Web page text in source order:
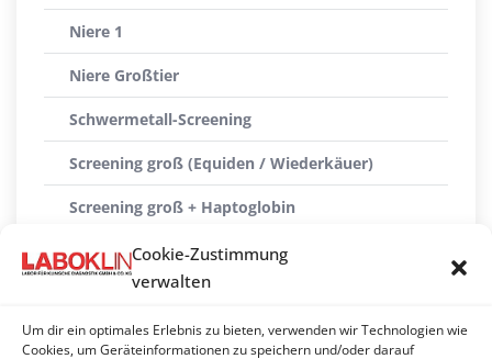
Cookie-Zustimmung
verwalten
Um dir ein optimales Erlebnis zu bieten, verwenden wir Technologien wie
Cookies, um Geräteinformationen zu speichern und/oder darauf
Niere 1
Niere Großtier
Schwermetall-Screening
Screening groß (Equiden / Wiederkäuer)
Screening groß + Haptoglobin
Screening groß + SAA
Screening klein (Pferd)
Senior-Profil Pferd